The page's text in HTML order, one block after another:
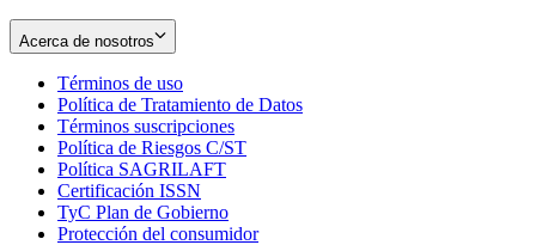
Acerca de nosotros
Términos de uso
in
new
window
Política de Tratamiento de Datos
Términos suscripciones
in
Política de Riesgos C/ST
Política SAGRILAFT
new
window
Certificación ISSN
in
new
TyC Plan de Gobierno
in
Protección del consumidorOpens